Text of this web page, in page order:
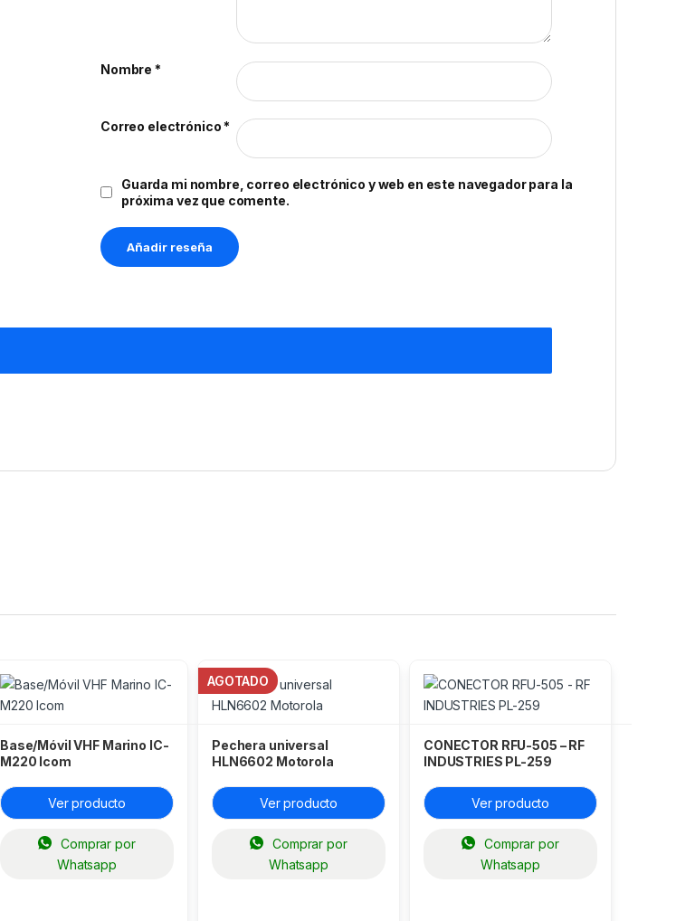
Nombre*
Correo electrónico*
Guarda mi nombre, correo electrónico y web en este navegador para la
próxima vez que comente.
Base/Móvil VHF Marino IC-
M220 Icom
Ver producto
Comprar por
Whatsapp
AGOTADO
Pechera universal
HLN6602 Motorola
Ver producto
Comprar por
Whatsapp
CONECTOR RFU-505 – RF
INDUSTRIES PL-259
Ver producto
Comprar por
Whatsapp